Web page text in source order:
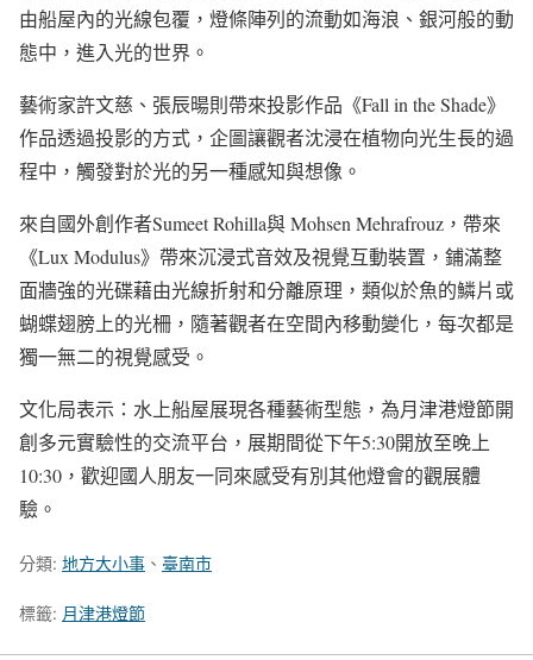
由船屋內的光線包覆，燈條陣列的流動如海浪、銀河般的動
態中，進入光的世界。
藝術家許文慈、張辰暘則帶來投影作品《Fall in the Shade》
作品透過投影的方式，企圖讓觀者沈浸在植物向光生長的過
程中，觸發對於光的另一種感知與想像。
來自國外創作者Sumeet Rohilla與 Mohsen Mehrafrouz，帶來
《Lux Modulus》帶來沉浸式音效及視覺互動裝置，鋪滿整
面牆強的光碟藉由光線折射和分離原理，類似於魚的鱗片或
蝴蝶翅膀上的光柵，隨著觀者在空間內移動變化，每次都是
獨一無二的視覺感受。
文化局表示：水上船屋展現各種藝術型態，為月津港燈節開
創多元實驗性的交流平台，展期間從下午5:30開放至晚上
10:30，歡迎國人朋友一同來感受有別其他燈會的觀展體
驗。
分類: 地方大小事 、 臺南市
標籤: 月津港燈節